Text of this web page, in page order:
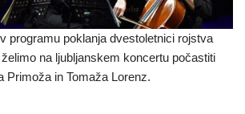
programu poklanja dvestoletnici rojstva
na ljubljanskem koncertu počastiti
Primoža in Tomaža Lorenz.